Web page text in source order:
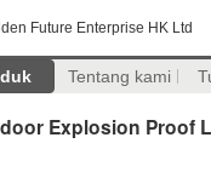
Future Enterprise HK Ltd
Tentang kami
Explosion Proof